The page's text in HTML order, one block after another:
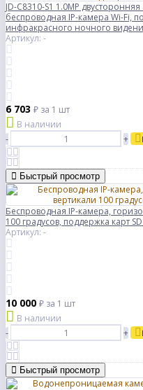
JD-C8310-S1 1.0MP
беспроводная IP-камера Wi-Fi,
инфракрасного ночного
Артикул: -
6 703 ₽ за 1 шт
В наличии
-
+
Быстрый просмотр
Беспроводная IP-камера,
100 градусов, поддержка карт
Артикул: -
10 000 ₽ за 1 шт
В наличии
-
+
Быстрый просмотр